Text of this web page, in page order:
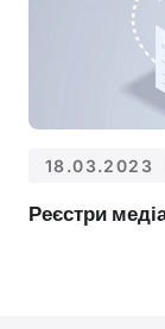
18.03.2023
Реєстри